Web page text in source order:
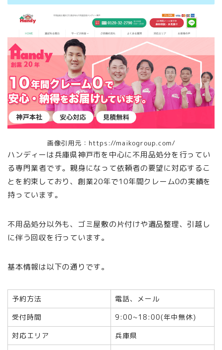
画像引用元：https://maikogroup.com/
ハンディーは兵庫県神戸市を中心に不用品処分を行ってい
る専門業者です。親身になって依頼者の要望に対応するこ
とを約束しており、創業20年で10年間クレーム0の実績を
持っています。
不用品処分以外も、ゴミ屋敷の片付けや遺品整理、引越し
に伴う回収を行っています。
基本情報は以下の通りです。
予約方法
電話、メール
受付時間
9:00~18:00(年中無休)
対応エリア
兵庫県